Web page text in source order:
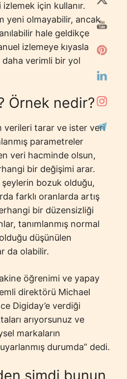
için kullanır.
yeni olmayabilir, ancak
hale geldikçe
izlemeye kıyasla
verimli bir yol
Örnek nedir?
verileri tarar ve ister veri
parametreler
veri hacminde olsun,
bir değişimi arar.
bozuk olduğu,
farklı oranlarda artış
bir düzensizliği
tanımlanmış normal
olduğu düşünülen
da olabilir.
öğrenimi ve yapay
direktörü Michael
Digiday’e verdiği
arıyorsunuz ve
markaların
durumda” dedi.
şimdi bunun